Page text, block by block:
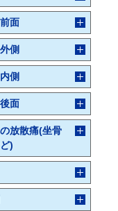
面
側
側
面
放散痛(坐骨
)